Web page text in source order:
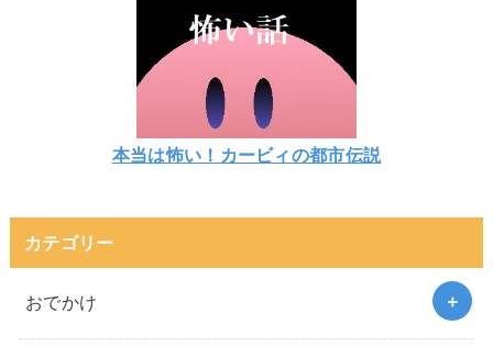
本当は怖い！カービィの都市伝説
カテゴリー
おでかけ